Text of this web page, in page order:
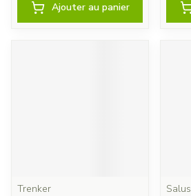
Ajouter au panier
Trenker
Salus